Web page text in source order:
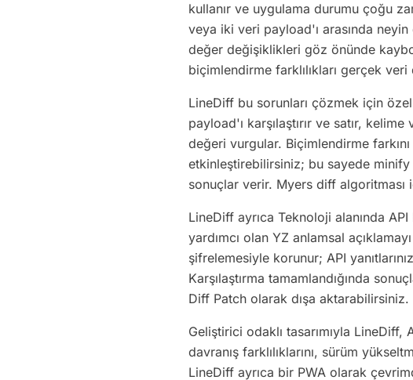
kullanır ve uygulama durumu çoğu
veya iki veri payload'ı arasında
değer değişiklikleri göz önünde
biçimlendirme farklılıkları gerçek veri
LineDiff bu sorunları çözmek için özel
payload'ı karşılaştırır ve satır,
değeri vurgular. Biçimlendirme
etkinleştirebilirsiniz; bu sayede minify
sonuçlar verir. Myers diff algoritması
LineDiff ayrıca Teknoloji alanında
yardımcı olan YZ anlamsal
şifrelemesiyle korunur; API
Karşılaştırma tamamlandığında
Diff Patch olarak dışa aktarabilirsiniz.
Geliştirici odaklı tasarımıyla LineDiff,
davranış farklılıklarını, sürüm
LineDiff ayrıca bir PWA olarak